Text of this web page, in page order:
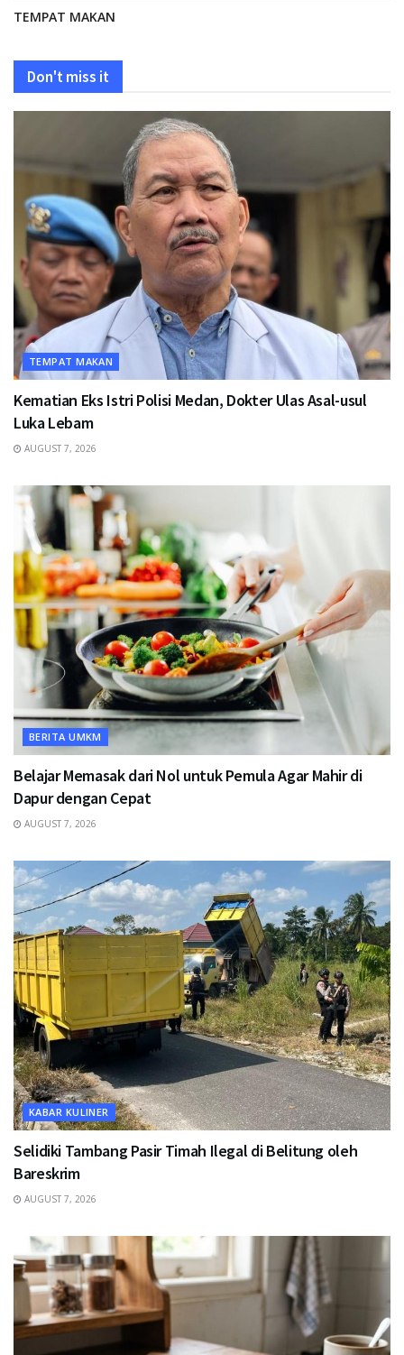
TEMPAT MAKAN
Don't miss it
TEMPAT MAKAN
Kematian Eks Istri Polisi Medan, Dokter Ulas Asal-usul
Luka Lebam
AUGUST 7, 2026
BERITA UMKM
Belajar Memasak dari Nol untuk Pemula Agar Mahir di
Dapur dengan Cepat
AUGUST 7, 2026
KABAR KULINER
Selidiki Tambang Pasir Timah Ilegal di Belitung oleh
Bareskrim
AUGUST 7, 2026